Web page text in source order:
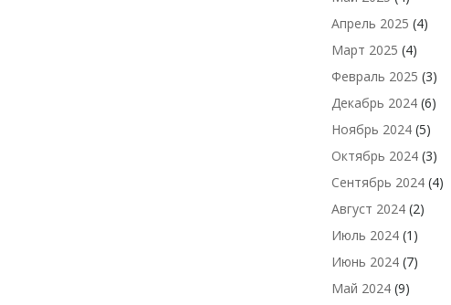
Апрель 2025 (4)
Март 2025 (4)
Февраль 2025 (3)
Декабрь 2024 (6)
Ноябрь 2024 (5)
Октябрь 2024 (3)
Сентябрь 2024 (4)
Август 2024 (2)
Июль 2024 (1)
Июнь 2024 (7)
Май 2024 (9)